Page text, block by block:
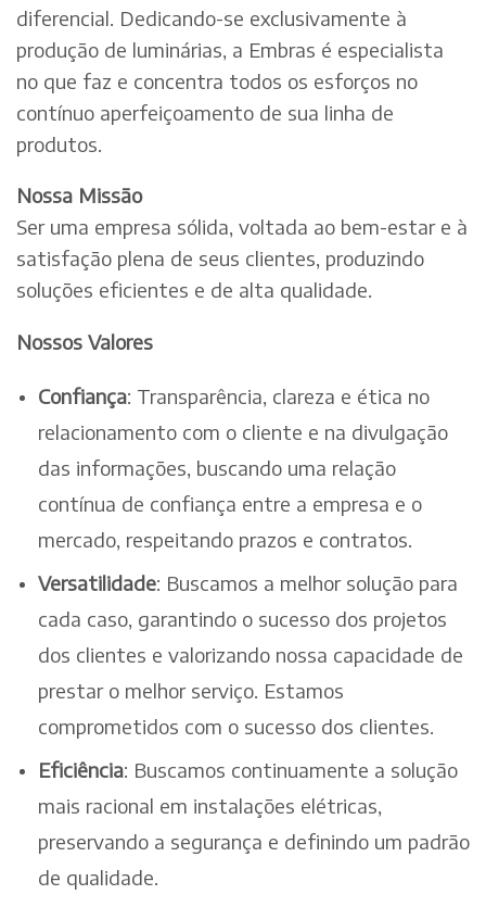
diferencial. Dedicando-se exclusivamente à
produção de luminárias, a Embras é especialista
no que faz e concentra todos os esforços no
contínuo aperfeiçoamento de sua linha de
produtos.
Nossa Missão
Ser uma empresa sólida, voltada ao bem-estar e à
satisfação plena de seus clientes, produzindo
soluções eficientes e de alta qualidade.
Nossos Valores
Confiança: Transparência, clareza e ética no
relacionamento com o cliente e na divulgação
das informações, buscando uma relação
contínua de confiança entre a empresa e o
mercado, respeitando prazos e contratos.
Versatilidade: Buscamos a melhor solução para
cada caso, garantindo o sucesso dos projetos
dos clientes e valorizando nossa capacidade de
prestar o melhor serviço. Estamos
comprometidos com o sucesso dos clientes.
Eficiência: Buscamos continuamente a solução
mais racional em instalações elétricas,
preservando a segurança e definindo um padrão
de qualidade.